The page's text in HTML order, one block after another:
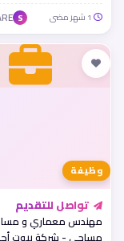
S
وظيفة
تواصل للتقديم
مهندس معماري و